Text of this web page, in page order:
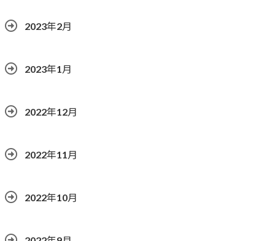
2023年2月
2023年1月
2022年12月
2022年11月
2022年10月